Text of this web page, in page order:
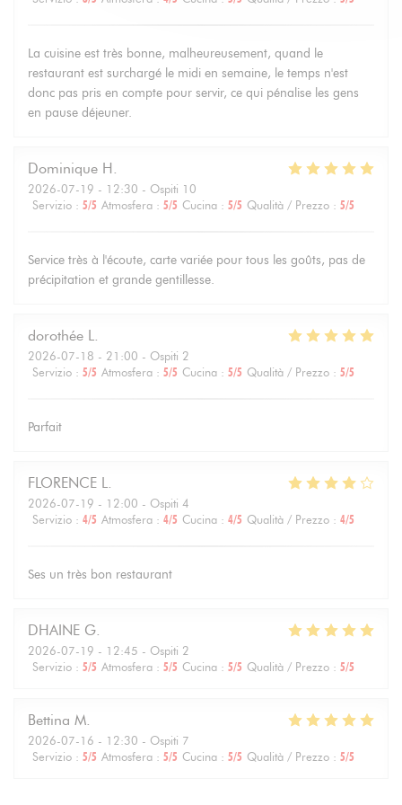
La cuisine est très bonne, malheureusement, quand le
restaurant est surchargé le midi en semaine, le temps n'est
donc pas pris en compte pour servir, ce qui pénalise les gens
en pause déjeuner.
Dominique H
2026-07-19 - 12:30 - Ospiti 10
Servizio : 5/5 Atmosfera : 5/5 Cucina : 5/5 Qualità / Prezzo : 5/5
Service très à l'écoute, carte variée pour tous les goûts, pas de
précipitation et grande gentillesse.
dorothée L
2026-07-18 - 21:00 - Ospiti 2
Servizio : 5/5 Atmosfera : 5/5 Cucina : 5/5 Qualità / Prezzo : 5/5
Parfait
FLORENCE L
2026-07-19 - 12:00 - Ospiti 4
Servizio : 4/5 Atmosfera : 4/5 Cucina : 4/5 Qualità / Prezzo : 4/5
Ses un très bon restaurant
DHAINE G
2026-07-19 - 12:45 - Ospiti 2
Servizio : 5/5 Atmosfera : 5/5 Cucina : 5/5 Qualità / Prezzo : 5/5
Bettina M
2026-07-16 - 12:30 - Ospiti 7
Servizio : 5/5 Atmosfera : 5/5 Cucina : 5/5 Qualità / Prezzo : 5/5